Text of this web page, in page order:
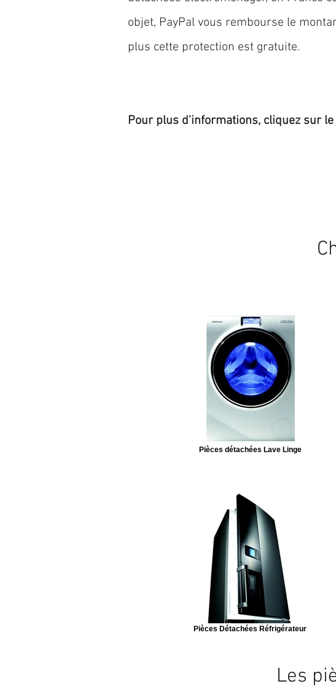
objet, PayPal vous rembourse le
plus cette protection est gratuite.
Pour plus d'informations, cliquez sur le
Pièces détachées Lave Linge
Pièces Détachées Réfrigérateur
Les